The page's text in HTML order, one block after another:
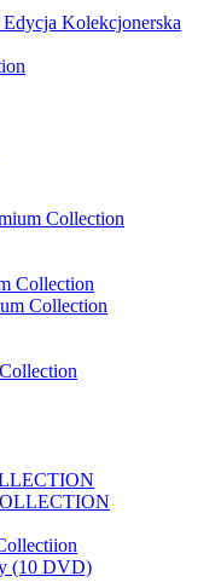
Kolekcjonerska
Collection
Collection
Collection
(10 DVD)